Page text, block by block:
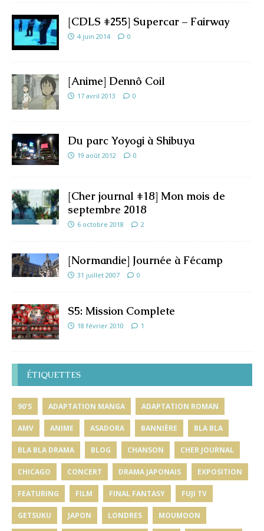
[CDLS #255] Supercar – Fairway
4 juin 2014 0
[Anime] Dennô Coil
17 avril 2013 0
Du parc Yoyogi à Shibuya
19 août 2012 0
[Cher journal #18] Mon mois de
septembre 2018
6 octobre 2018 2
[Normandie] Journée à Fécamp
31 juillet 2007 0
S5: Mission Complete
18 février 2010 1
ÉTIQUETTES
90'S ADAPTATION MANGA ADAPTATION ROMAN
AMV ANIME ASADORA BANNIÈRE BLA BLA
BLA BLA DRAMA BLOG CHANSON CHER JOURNAL
CHICAGO CONCERT DRAMA JAPONAIS EXPOSITION
FEATURING FILM FINAL FANTASY FUJI TV
GETSUKU JAPON LONDRES MOUMOON